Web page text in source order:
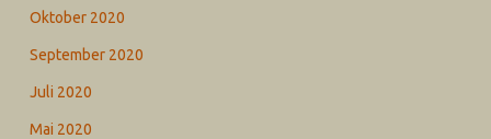
Oktober 2020
September 2020
Juli 2020
Mai 2020